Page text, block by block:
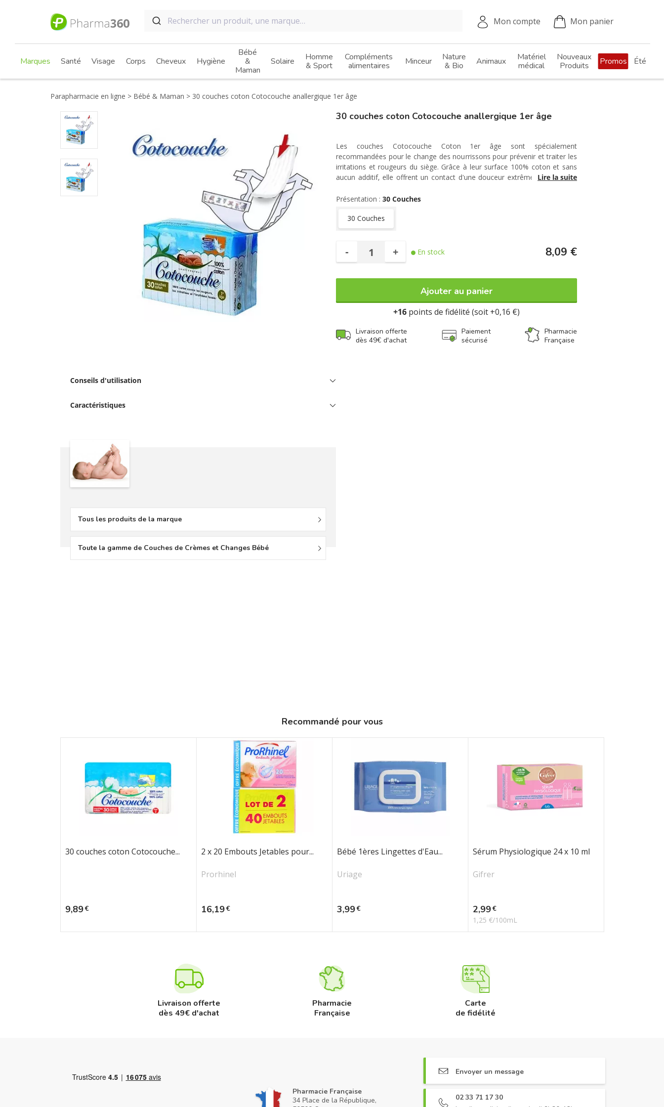
Mon compte Mon panier
Marques Santé Visage Corps Cheveux Hygiène
Bébé
&
Maman
Solaire
Homme
& Sport
Compléments
alimentaires
Minceur
Nature
& Bio
Animaux
Matériel
médical
Nouveaux
Produits
Promos Été
Parapharmacie en ligne Bébé & Maman 30 couches coton Cotocouche anallergique 1er âge
30 couches coton Cotocouche anallergique 1er âge
Les couches Cotocouche Coton 1er âge sont spécialement
recommandées pour le change des nourrissons pour prévenir et traiter les
irritations et rougeurs du siège. Grâce à leur surface 100% coton et sans
aucun additif, elle offrent un contact d'une douceur extrême favorisant le
Lire la suite
Présentation : 30 Couches
30 Couches
En stock
- + 8,09 €
Ajouter au panier
+16 points de fidélité (soit +0,16 €)
Livraison offerte
dès 49€ d'achat
Paiement
sécurisé
Pharmacie
Française
Conseils d'utilisation
Caractéristiques
Tous les produits de la marque
Toute la gamme de Couches de Crèmes et Changes Bébé
Recommandé pour vous
30 couches coton Cotocouche...
Prix
9,89€
2 x 20 Embouts Jetables pour...
Prorhinel
Prix
16,19€
Bébé 1ères Lingettes d'Eau...
Uriage
Prix
3,99€
Sérum Physiologique 24 x 10 ml
Gifrer
Prix
2,99€
1,25 €/100mL
Livraison offerte
dès 49€ d'achat
Pharmacie
Française
Carte
de fidélité
Pharmacie Française
34 Place de la République,
Envoyer un message
02 33 71 17 30